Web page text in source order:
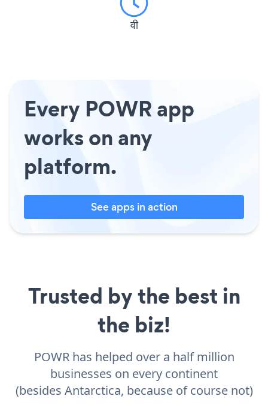
वी
Every POWR app
works on any
platform.
See apps in action
Trusted by the best in
the biz!
POWR has helped over a half million
businesses on every continent
(besides Antarctica, because of course not)